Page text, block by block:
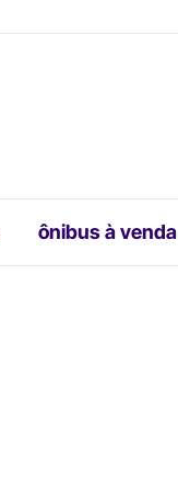
ônibus à venda